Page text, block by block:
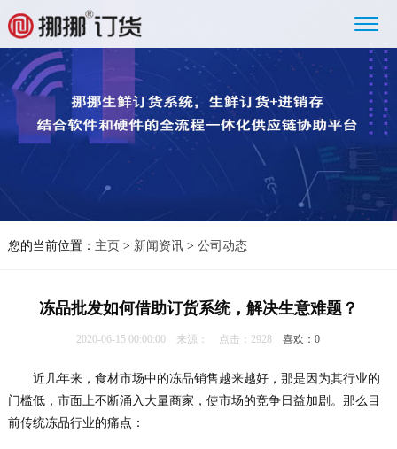
您的当前位置： 主页 > 新闻资讯> 公司动态
冻品批发如何借助订货系统，解决生意难题？
2020-06-15 00:00:00 来源： 点击：2928喜欢：0
近几年来，食材市场中的冻品销售越来越好，那是因为其行业的
门槛低，市面上不断涌入大量商家，使市场的竞争日益加剧。那么目
前传统冻品行业的痛点：